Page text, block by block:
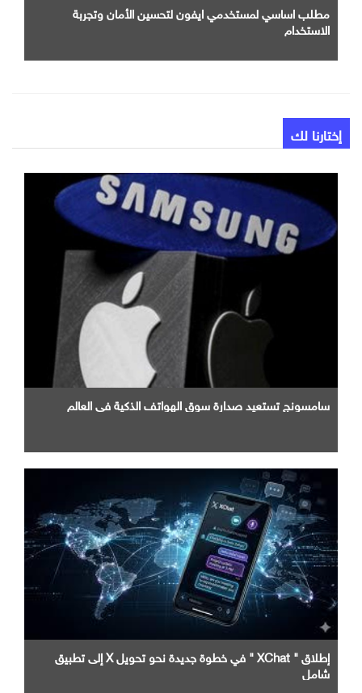
مطلب اساسي لمستخدمي ايفون لتحسين الأمان وتجربة
الاستخدام
إختارنا لك
سامسونج تستعيد صدارة سوق الهواتف الذكية في العالم
إطلاق " XChat " في خطوة جديدة نحو تحويل X إلى تطبيق
شامل